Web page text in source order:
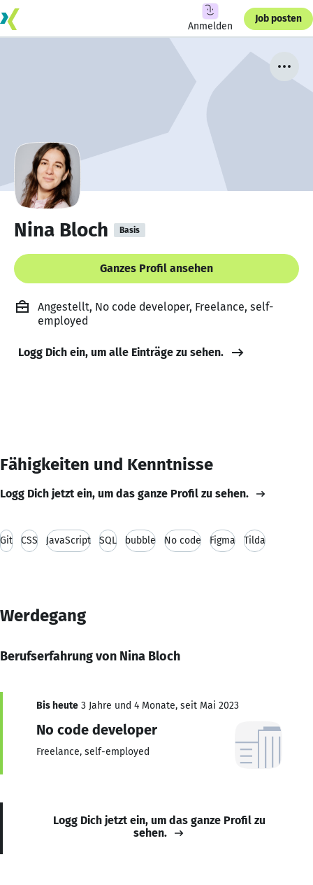
Anmelden
Job posten
Nina Bloch Basis
Ganzes Profil ansehen
Angestellt, No code developer, Freelance, self-
employed
Logg Dich ein, um alle Einträge zu sehen.
Fähigkeiten und Kenntnisse
Logg Dich jetzt ein, um das ganze Profil zu sehen.
Git CSS JavaScript SQL bubble No code Figma Tilda
Werdegang
Berufserfahrung von Nina Bloch
Bis heute 3 Jahre und 4 Monate, seit Mai 2023
No code developer
Freelance, self-employed
Logg Dich jetzt ein, um das ganze Profil zu
sehen.